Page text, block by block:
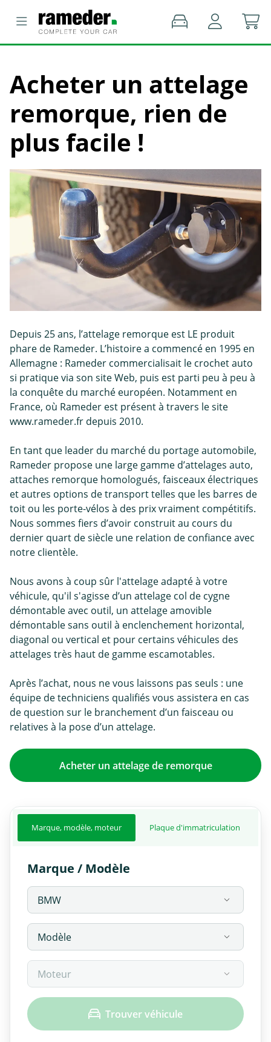
Acheter un attelage
remorque, rien de
plus facile !
Depuis 25 ans, l’attelage remorque est LE produit
phare de Rameder. L’histoire a commencé en 1995 en
Allemagne : Rameder commercialisait le crochet auto
si pratique via son site Web, puis est parti peu à peu à
la conquête du marché européen. Notamment en
France, où Rameder est présent à travers le site
www.rameder.fr depuis 2010.
En tant que leader du marché du portage automobile,
Rameder propose une large gamme d’attelages auto,
attaches remorque homologués, faisceaux électriques
et autres options de transport telles que les barres de
toit ou les porte-vélos à des prix vraiment compétitifs.
Nous sommes fiers d’avoir construit au cours du
dernier quart de siècle une relation de confiance avec
notre clientèle.
Nous avons à coup sûr l'attelage adapté à votre
véhicule, qu'il s'agisse d’un attelage col de cygne
démontable avec outil, un attelage amovible
démontable sans outil à enclenchement horizontal,
diagonal ou vertical et pour certains véhicules des
attelages très haut de gamme escamotables.
Après l’achat, nous ne vous laissons pas seuls : une
équipe de techniciens qualifiés vous assistera en cas
de question sur le branchement d’un faisceau ou
relatives à la pose d’un attelage.
Acheter un attelage de remorque
Marque, modèle, moteur Plaque d'immatriculation
Marque / Modèle
Trouver véhicule